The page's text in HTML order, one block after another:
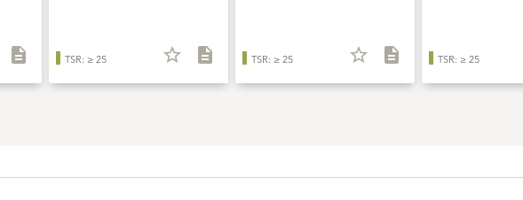
description TSR: ≥ 25 star_border description TSR: ≥ 25 star_border description TSR: ≥ 25